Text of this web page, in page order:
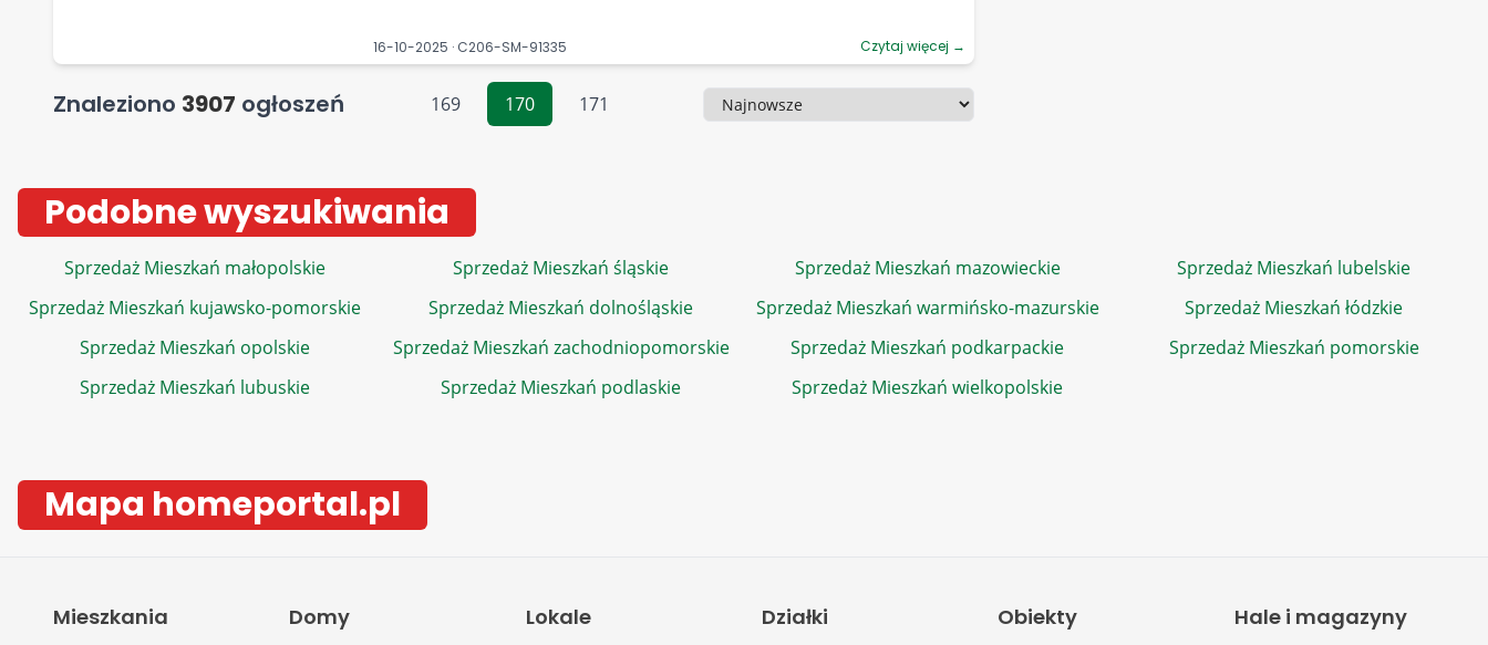
16-10-2025 · C206-SM-91335 Czytaj więcej →
Znaleziono 3907 ogłoszeń 169 170 171 Sortowanie
Podobne wyszukiwania
Sprzedaż Mieszkań małopolskie Sprzedaż Mieszkań śląskie Sprzedaż Mieszkań mazowieckie
Sprzedaż Mieszkań lubelskie
Sprzedaż Mieszkań kujawsko-pomorskie
Sprzedaż Mieszkań dolnośląskie Sprzedaż Mieszkań warmińsko-mazurskie
Sprzedaż Mieszkań łódzkie
Sprzedaż Mieszkań opolskie
Sprzedaż Mieszkań zachodniopomorskie Sprzedaż Mieszkań podkarpackie
Sprzedaż Mieszkań pomorskie
Sprzedaż Mieszkań lubuskie
Sprzedaż Mieszkań podlaskie Sprzedaż Mieszkań wielkopolskie
Mapa homeportal.pl
Mieszkania Domy Lokale Działki Obiekty Hale i magazyny